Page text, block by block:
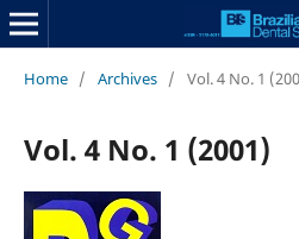
Home / Archives / Vol. 4 No. 1
Vol. 4 No. 1 (2001)